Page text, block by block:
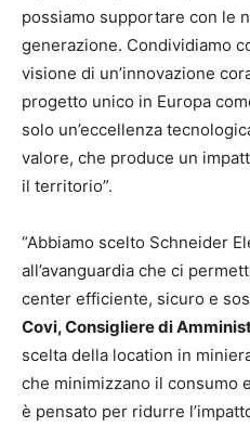
possiamo supportare con le
generazione. Condividiamo
visione di un’innovazione
progetto unico in Europa
solo un’eccellenza
valore, che produce un
il territorio”.
“Abbiamo scelto Schneider
all’avanguardia che ci
center efficiente, sicuro e
Covi, Consigliere di
scelta della location in
che minimizzano il consumo
è pensato per ridurre